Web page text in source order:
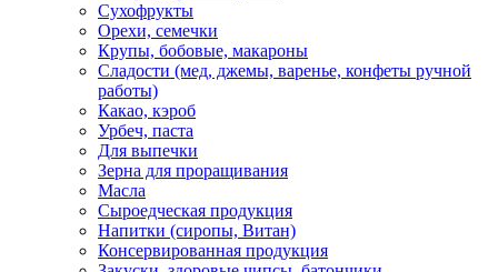
Сухофрукты
Орехи, семечки
Крупы, бобовые, макароны
Сладости (мед, джемы, варенье, конфеты ручной
работы)
Какао, кэроб
Урбеч, паста
Для выпечки
Зерна для проращивания
Масла
Сыроедческая продукция
Напитки (сиропы, Витан)
Консервированная продукция